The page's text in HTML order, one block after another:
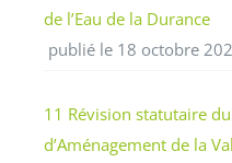
de l’Eau de la Durance
publié le 18 octobre
11 Révision statutaire
d’Aménagement de la